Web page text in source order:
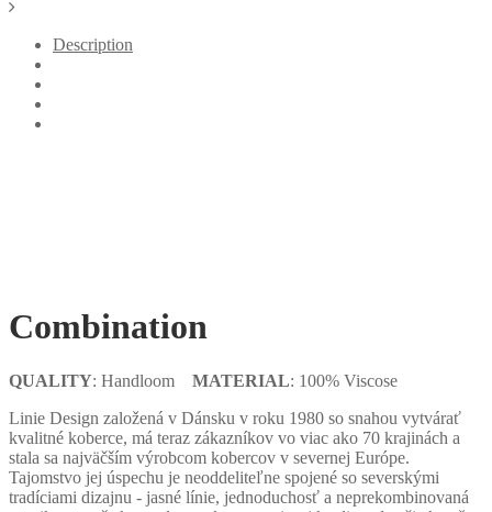
Description
Combination
QUALITY: Handloom MATERIAL: 100% Viscose
Linie Design založená v Dánsku v roku 1980 so snahou vytvárať
kvalitné koberce, má teraz zákazníkov vo viac ako 70 krajinách a
stala sa najväčším výrobcom kobercov v severnej Európe.
Tajomstvo jej úspechu je neoddeliteľne spojené so severskými
tradíciami dizajnu - jasné línie, jednoduchosť a neprekombinovaná